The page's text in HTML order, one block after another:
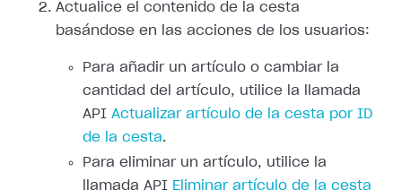
Actualice el contenido de la cesta
basándose en las acciones de los usuarios:
Para añadir un artículo o cambiar la
cantidad del artículo, utilice la llamada
API Actualizar artículo de la cesta por ID
de la cesta.
Para eliminar un artículo, utilice la
llamada API Eliminar artículo de la cesta